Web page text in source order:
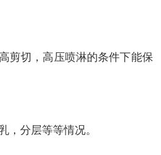
剪切，高压喷淋的条件下能保
，分层等等情况。